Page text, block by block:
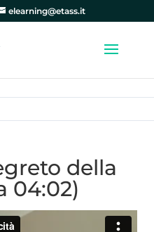
elearning@etass.it
della
04:02)